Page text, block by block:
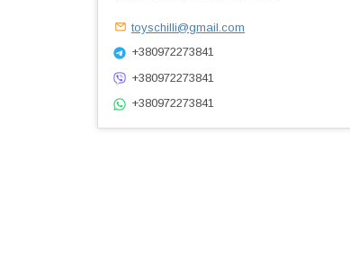
toyschilli@gmail.com
+380972273841
+380972273841
+380972273841